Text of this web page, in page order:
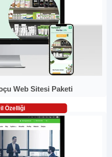
Web Sitesi Paketi
Özelliği